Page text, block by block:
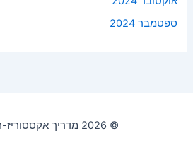
ספטמבר 2024
© 2026 מדריך אקססוריז-ריפלייסמנט